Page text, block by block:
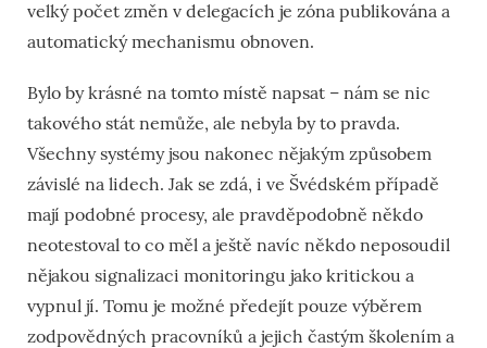
velký počet změn v delegacích je zóna publikována a
automatický mechanismu obnoven.
Bylo by krásné na tomto místě napsat – nám se nic
takového stát nemůže, ale nebyla by to pravda.
Všechny systémy jsou nakonec nějakým způsobem
závislé na lidech. Jak se zdá, i ve Švédském případě
mají podobné procesy, ale pravděpodobně někdo
neotestoval to co měl a ještě navíc někdo neposoudil
nějakou signalizaci monitoringu jako kritickou a
vypnul jí. Tomu je možné předejít pouze výběrem
zodpovědných pracovníků a jejich častým školením a